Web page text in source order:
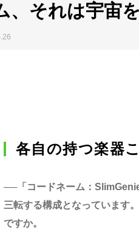
、それは宇宙
各自の持つ楽器
──「コードネーム：
三転する構成となっています
ですか。